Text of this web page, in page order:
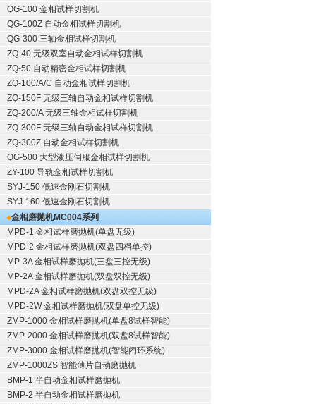
QG-100 金相试样切割机
QG-100Z 自动金相试样切割机
QG-300 三轴金相试样切割机
ZQ-40 无级双室自动金相试样切割机
ZQ-50 自动精密金相试样切割机
ZQ-100/A/C 自动金相试样切割机
ZQ-150F 无级三轴自动金相试样切割机
ZQ-200/A 无级三轴金相试样切割机
ZQ-300F 无级三轴自动金相试样切割机
ZQ-300Z 自动金相试样切割机
QG-500 大型液压伺服金相试样切割机
ZY-100 导轨金相试样切割机
SYJ-150 低速金刚石切割机
SYJ-160 低速金刚石切割机
金相磨抛机MC004系列
MPD-1 金相试样磨抛机(单盘无级)
MPD-2 金相试样磨抛机(双盘四档单控)
MP-3A 金相试样磨抛机(三盘三控无级)
MP-2A 金相试样磨抛机(双盘双控无级)
MPD-2A 金相试样磨抛机(双盘双控无级)
MPD-2W 金相试样磨抛机(双盘单控无级)
ZMP-1000 金相试样磨抛机(单盘8试样智能)
ZMP-2000 金相试样磨抛机(双盘8试样智能)
ZMP-3000 金相试样磨抛机(智能闭环系统)
ZMP-1000ZS 智能薄片自动磨抛机
BMP-1 半自动金相试样磨抛机
BMP-2 半自动金相试样磨抛机